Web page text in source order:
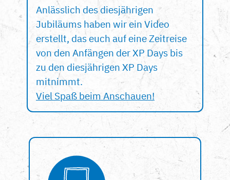
Anlässlich des diesjährigen
Jubiläums haben wir ein Video
erstellt, das euch auf eine Zeitreise
von den Anfängen der XP Days bis
zu den diesjährigen XP Days
mitnimmt.
Viel Spaß beim Anschauen!